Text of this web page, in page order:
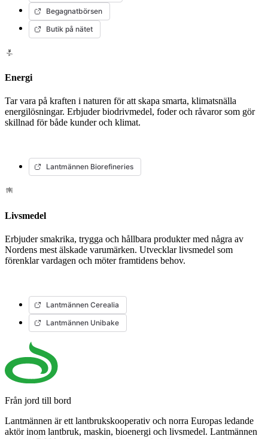
Begagnatbörsen
Butik på nätet
Energi
Tar vara på kraften i naturen för att skapa smarta, klimatsnälla
energilösningar. Erbjuder biodrivmedel, foder och råvaror som gör
skillnad för både kunder och klimat.
Lantmännen Biorefineries
Livsmedel
Erbjuder smakrika, trygga och hållbara produkter med några av
Nordens mest älskade varumärken. Utvecklar livsmedel som
förenklar vardagen och möter framtidens behov.
Lantmännen Cerealia
Lantmännen Unibake
Från jord till bord
Lantmännen är ett lantbrukskooperativ och norra Europas ledande
aktör inom lantbruk, maskin, bioenergi och livsmedel. Lantmännen